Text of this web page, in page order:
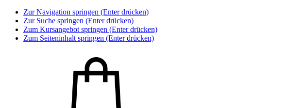
Zur Navigation springen (Enter drücken)
Zur Suche springen (Enter drücken)
Zum Kursangebot springen (Enter drücken)
Zum Seiteninhalt springen (Enter drücken)